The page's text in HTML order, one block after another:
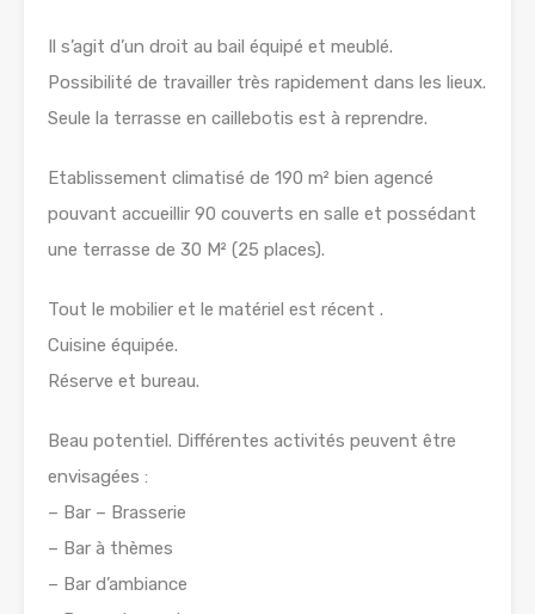
Il s’agit d’un droit au bail équipé et meublé.
Possibilité de travailler très rapidement dans les lieux.
Seule la terrasse en caillebotis est à reprendre.
Etablissement climatisé de 190 m² bien agencé
pouvant accueillir 90 couverts en salle et possédant
une terrasse de 30 M² (25 places).
Tout le mobilier et le matériel est récent .
Cuisine équipée.
Réserve et bureau.
Beau potentiel. Différentes activités peuvent être
envisagées :
– Bar – Brasserie
– Bar à thèmes
– Bar d’ambiance